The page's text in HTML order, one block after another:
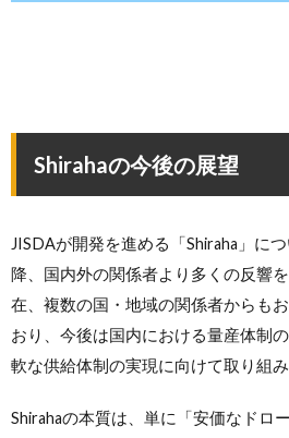
Shirahaの今後の展望
JISDAが開発を進める「Shiraha」に
降、国内外の関係者より多くの反響
在、複数の国・地域の関係者からも
おり、今後は国内における量産体制
軟な供給体制の実現に向けて取り組み
Shirahaの本質は、単に「安価なドロ